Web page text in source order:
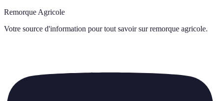
Remorque Agricole
Votre source d'information pour tout savoir sur remorque agricole.